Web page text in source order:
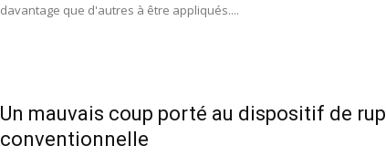
davantage que d'autres à être appliqués....
Un mauvais coup porté au dispositif de
conventionnelle